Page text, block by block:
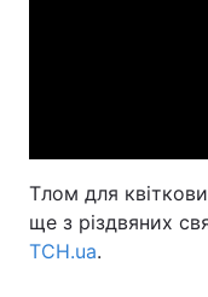
Тлом для
ще з різдвяних
ТСН.ua.